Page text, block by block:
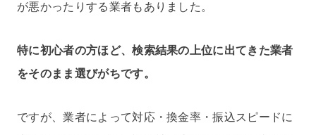
が悪かったりする業者もありました。
特に初心者の方ほど、検索結果の上位に出てきた業者
をそのまま選びがちです。
ですが、業者によって対応・換金率・振込スピードに